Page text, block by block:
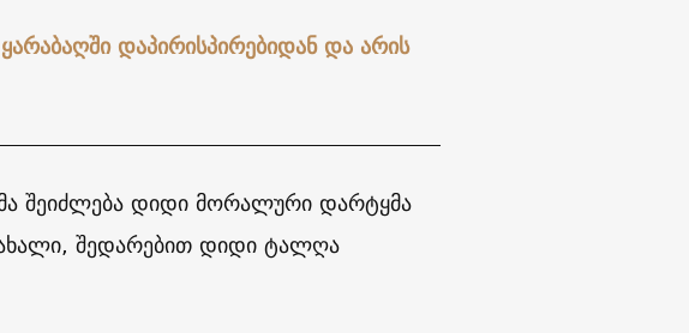
დაპირისპირებიდან და არის
შეიძლება დიდი მორალური დარტყმა
შედარებით დიდი ტალღა